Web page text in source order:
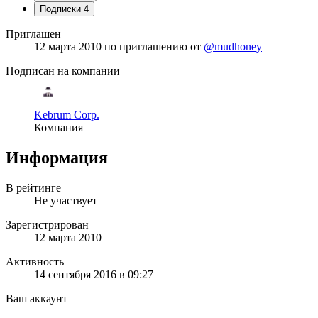
Подписки 4
Приглашен
12 марта 2010 по приглашению от @mudhoney
Подписан на компании
Kebrum Corp.
Компания
Информация
В рейтинге
Не участвует
Зарегистрирован
12 марта 2010
Активность
14 сентября 2016 в 09:27
Ваш аккаунт